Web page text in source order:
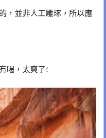
，並非人工雕琢，所以應
喝，太爽了!